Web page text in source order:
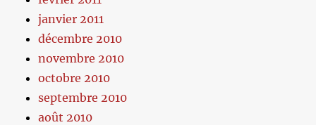
janvier 2011
décembre 2010
novembre 2010
octobre 2010
septembre 2010
août 2010